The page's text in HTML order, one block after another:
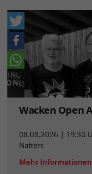
Wacken Open
08.08.2026 | 19:30
Natters
Mehr Informationen